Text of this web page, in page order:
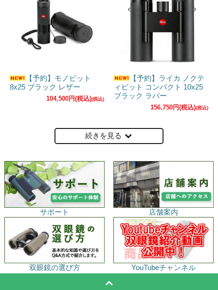
【予約】モノビット
8x25 ブラック レザー
104,500円(税込)
【予約】ライカ ノクテ
ィビット コンパクト 10x25
ブラック ラバー
156,750円(税込)
続きを見る
サポート 店舗案内
双眼鏡の選び方 YouTubeチャンネル